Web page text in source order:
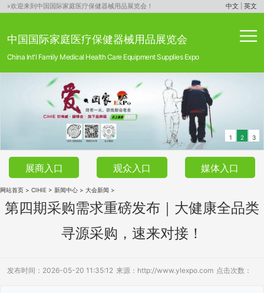
»欢迎来到中国国际家庭医疗保健器械用品展览会！ 中文 |英文
中国国际家庭医疗保健器械用品展览会
China Int'l Family Medical Health Care Equipment Supplies Expo
1 2 3
展商入口 观众入口 媒体入口
网站首页 > CIHIE > 新闻中心 > 大会新闻 >
第四期采购需求重磅发布｜大健康全品类
寻源采购，速来对接！
发布时间：2026-05-20 11:35:12 来源：http://www.ylexpo.com 点击次数：